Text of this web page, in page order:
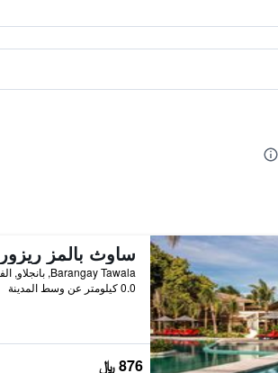
Barangay Tawala, بانجلاو, الفلبين
0.0 كيلومتر عن وسط المدينة
876 ﷼